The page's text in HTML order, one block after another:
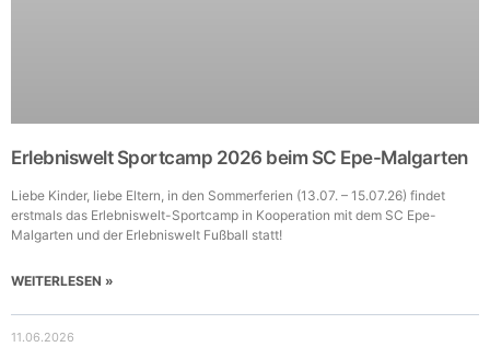
Erlebniswelt Sportcamp 2026 beim SC Epe-Malgarten
Liebe Kinder, liebe Eltern, in den Sommerferien (13.07. – 15.07.26) findet
erstmals das Erlebniswelt-Sportcamp in Kooperation mit dem SC Epe-
Malgarten und der Erlebniswelt Fußball statt!
WEITERLESEN »
11.06.2026